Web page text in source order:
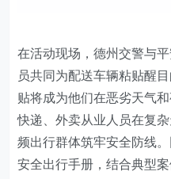
在活动现场，德州交警与
员共同为配送车辆粘贴醒
贴将成为他们在恶劣天气
快递、外卖从业人员在复
频出行群体筑牢安全防线
安全出行手册，结合典型